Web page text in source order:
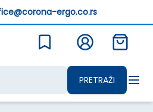
ergo.co.rs
PRETRAŽI